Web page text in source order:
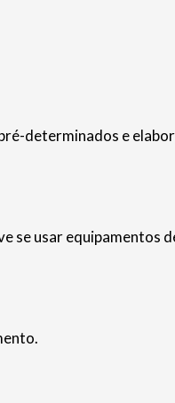
determinados e
se usar equipamentos